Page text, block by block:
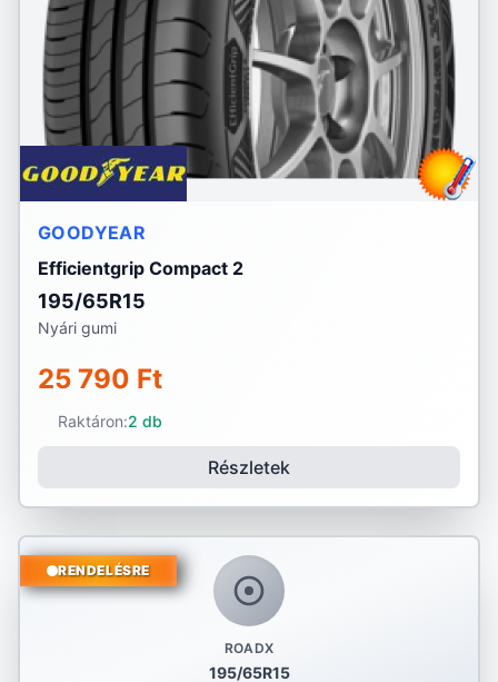
GOODYEAR
Efficientgrip Compact 2
195/65R15
Nyári gumi
25 790 Ft
Raktáron:2 db
Részletek
ROADX
195/65R15
RENDELÉSRE